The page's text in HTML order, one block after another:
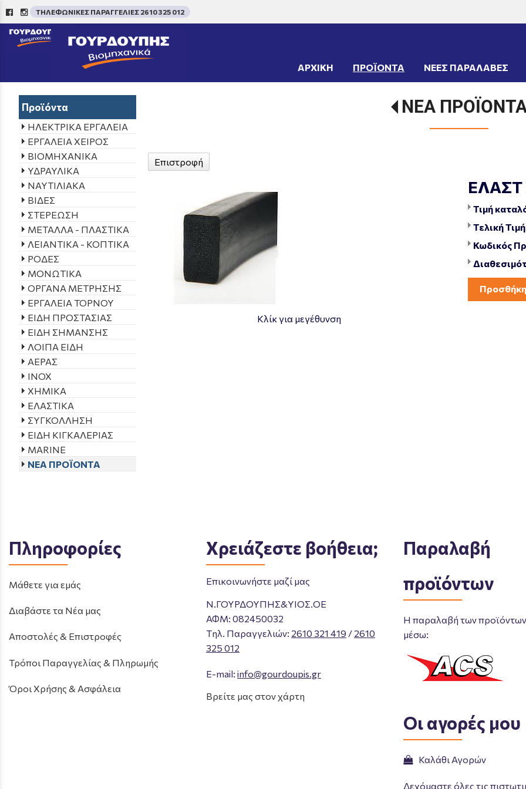
ΤΗΛΕΦΩΝΙΚΕΣ ΠΑΡΑΓΓΕΛΙΕΣ 2610 325 012
/
ΑΡΧΙΚΗ ΠΡΟΪΟΝΤΑ ΝΕΕΣ ΠΑΡΑΛΑΒΕΣ
Προϊόντα
ΗΛΕΚΤΡΙΚΑ ΕΡΓΑΛΕΙΑ
ΕΡΓΑΛΕΙΑ ΧΕΙΡΟΣ
ΒΙΟΜΗΧΑΝΙΚΑ
ΥΔΡΑΥΛΙΚΑ
ΝΑΥΤΙΛΙΑΚΑ
ΒΙΔΕΣ
ΣΤΕΡΕΩΣΗ
ΜΕΤΑΛΛΑ - ΠΛΑΣΤΙΚΑ
ΛΕΙΑΝΤΙΚΑ - ΚΟΠΤΙΚΑ
ΡΟΔΕΣ
ΜΟΝΩΤΙΚΑ
ΟΡΓΑΝΑ ΜΕΤΡΗΣΗΣ
ΕΡΓΑΛΕΙΑ ΤΟΡΝΟΥ
ΕΙΔΗ ΠΡΟΣΤΑΣΙΑΣ
ΕΙΔΗ ΣΗΜΑΝΣΗΣ
ΛΟΙΠΑ ΕΙΔΗ
ΑΕΡΑΣ
INOX
ΧΗΜΙΚΑ
ΕΛΑΣΤΙΚΑ
ΣΥΓΚΟΛΛΗΣΗ
ΕΙΔΗ ΚΙΓΚΑΛΕΡΙΑΣ
MARINE
ΝΕΑ ΠΡΟΪΟΝΤΑ
ΝΕΑ
Επιστροφή
Κλίκ για μεγέθυνση
Τιμή
Τελική
Κωδικός
Πληροφορίες
Μάθετε για εμάς
Διαβάστε τα Νέα μας
Αποστολές & Επιστροφές
Τρόποι Παραγγελίας & Πληρωμής
Όροι Χρήσης & Ασφάλεια
Χρειάζεστε βοήθεια;
Επικοινωνήστε μαζί μας
Ν.ΓΟΥΡΔΟΥΠΗΣ&ΥΙΟΣ.ΟΕ
ΑΦΜ: 082450032
Tηλ. Παραγγελιών: 2610 321 419 / 2610
325 012
E-mail: info@gourdoupis.gr
Βρείτε μας στον χάρτη
Παραλαβή
προϊόντων
Η παραλαβή των προϊόντων
μέσω:
Οι αγορές μου
Καλάθι Αγορών
Δεχόμαστε όλες τις